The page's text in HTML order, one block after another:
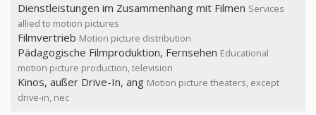
Dienstleistungen im Zusammenhang mit Filmen Services
allied to motion pictures
Filmvertrieb Motion picture distribution
Pädagogische Filmproduktion, Fernsehen Educational
motion picture production, television
Kinos, außer Drive-In, ang Motion picture theaters, except
drive-in, nec